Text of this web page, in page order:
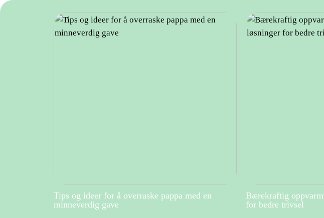
Tips og ideer for å overraske pappa med en
minneverdig gave
Bærekraftig
for bedre trivsel